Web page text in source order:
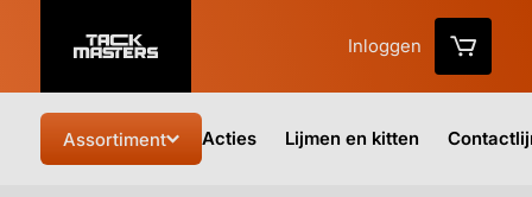
Inloggen
Assortiment Acties Lijmen en kitten